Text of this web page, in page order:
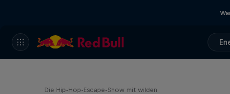
Die Hip-Hop-Escape-Show mit wilden